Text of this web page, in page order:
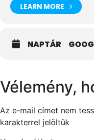
LEARN MORE
NAPTÁR
Vélemény,
Az e-mail címet nem
karakterrel jelöltük